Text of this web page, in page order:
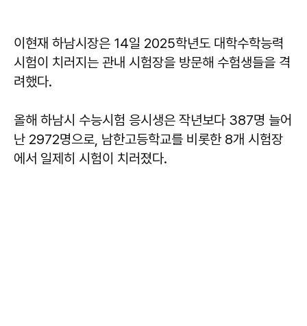
이현재 하남시장은 14일 2025학년도 대학수학능력
시험이 치러지는 관내 시험장을 방문해 수험생들을 격
려했다.
올해 하남시 수능시험 응시생은 작년보다 387명 늘어
난 2972명으로, 남한고등학교를 비롯한 8개 시험장
에서 일제히 시험이 치러졌다.